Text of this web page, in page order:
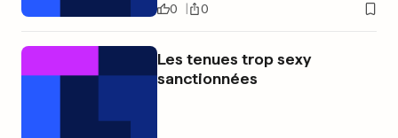
0 0
Les tenues trop sexy
sanctionnées